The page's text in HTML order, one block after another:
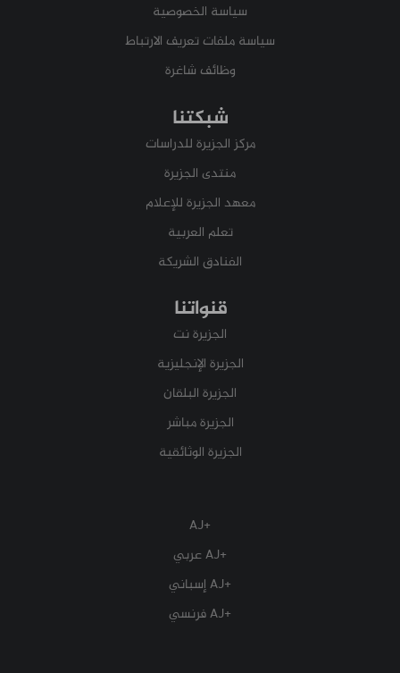
سياسة الخصوصية
سياسة ملفات تعريف الارتباط
وظائف شاغرة
شبكتنا
مركز الجزيرة للدراسات
منتدى الجزيرة
معهد الجزيرة للإعلام
تعلم العربية
الفنادق الشريكة
قنواتنا
الجزيرة نت
الجزيرة الإنجليزية
الجزيرة البلقان
الجزيرة مباشر
الجزيرة الوثائقية
+AJ
+AJ عربي
+AJ إسباني
+AJ فرنسي